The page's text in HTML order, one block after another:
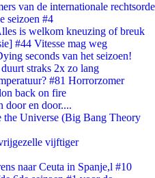
van de internationale rechtsorde
seizoen #4
is welkom kneuzing of breuk
#44 Vitesse mag weg
seconds van het seizoen!
straks 2x zo lang
#81 Horrorzomer
back on fire
door en door....
the Universe (Big Bang Theory
vijftiger
naar Ceuta in Spanje,l #10